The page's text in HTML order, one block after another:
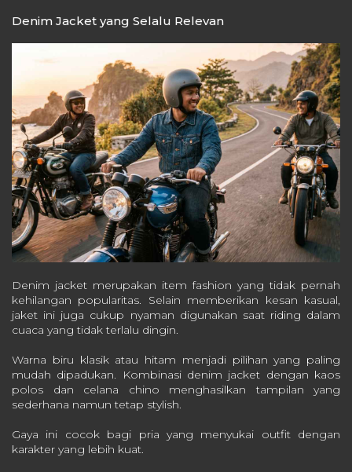
Denim Jacket yang Selalu Relevan
Denim jacket merupakan item fashion yang tidak pernah
kehilangan popularitas. Selain memberikan kesan kasual,
jaket ini juga cukup nyaman digunakan saat riding dalam
cuaca yang tidak terlalu dingin.
Warna biru klasik atau hitam menjadi pilihan yang paling
mudah dipadukan. Kombinasi denim jacket dengan kaos
polos dan celana chino menghasilkan tampilan yang
sederhana namun tetap stylish.
Gaya ini cocok bagi pria yang menyukai outfit dengan
karakter yang lebih kuat.